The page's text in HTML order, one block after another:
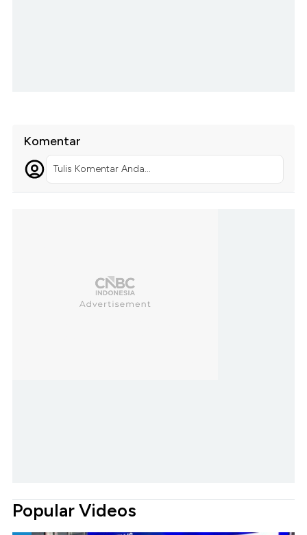
Komentar
Tulis Komentar Anda...
Popular Videos